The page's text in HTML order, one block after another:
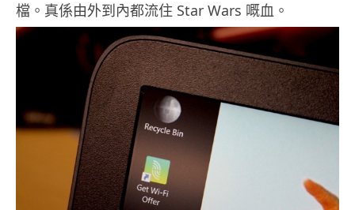
檔。真係由外到內都流住 Star Wars 嘅血。